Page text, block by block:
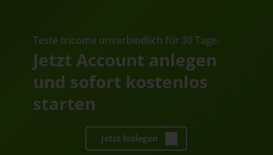
Teste tricoma unverbindlich für 30 Tage.
Jetzt Account anlegen
und sofort kostenlos
starten
Jetzt loslegen